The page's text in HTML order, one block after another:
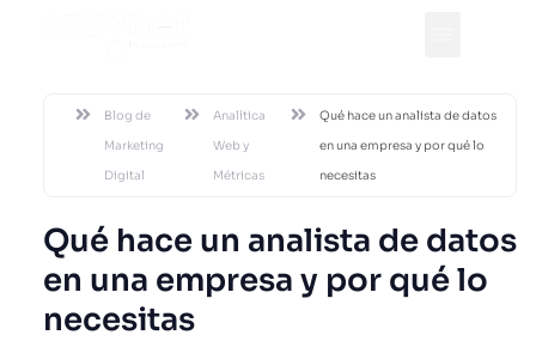
Blog de
Marketing
Digital
Analítica
Web y
Métricas
Qué hace un analista de datos
en una empresa y por qué lo
necesitas
Qué hace un analista de datos
en una empresa y por qué lo
necesitas